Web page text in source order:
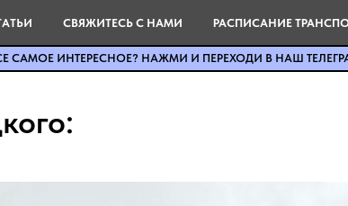
СВЯЖИТЕСЬ С НАМИ РАСПИСАНИЕ
САМОЕ ИНТЕРЕСНОЕ? НАЖМИ И ПЕРЕХОДИ В НАШ